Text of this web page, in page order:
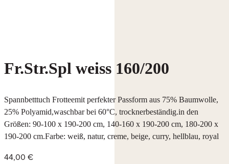
Fr.Str.Spl weiss 160/200
Spannbetttuch Frotteemit perfekter Passform aus 75% Baumwolle,
25% Polyamid,waschbar bei 60°C, trocknerbeständig.in den
Größen: 90-100 x 190-200 cm, 140-160 x 190-200 cm, 180-200 x
190-200 cm.Farbe: weiß, natur, creme, beige, curry, hellblau, royal
44,00 €